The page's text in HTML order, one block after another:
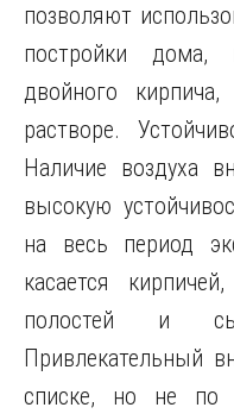
позволяют
постройки дома,
двойного
растворе.
Наличие воздуха
высокую
на весь период
касается
полостей и
Привлекательный
списке, но не по